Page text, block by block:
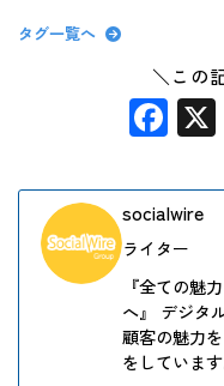
タグ一覧へ
＼この
socialwire
ライター
『全ての魅
へ』 デジタ
顧客の魅力
をしています